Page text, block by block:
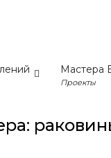
Мастера
Проекты